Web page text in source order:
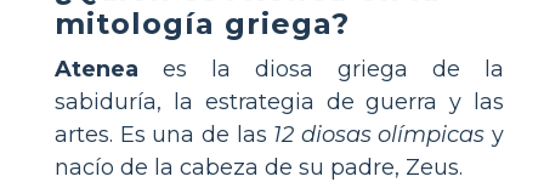
mitología griega?
Atenea es la diosa griega de la
sabiduría, la estrategia de guerra y las
artes. Es una de las 12 diosas olímpicas y
nacío de la cabeza de su padre, Zeus.